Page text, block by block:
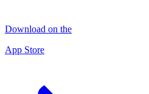
Download on the
App Store